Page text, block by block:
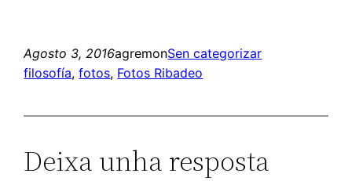
Agosto 3, 2016agremonSen categorizar
filosofía, fotos, Fotos Ribadeo
Deixa unha resposta